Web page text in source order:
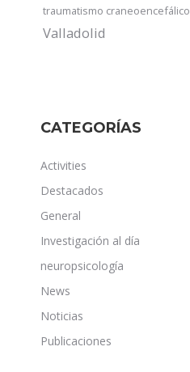
traumatismo craneoencefálico
Valladolid
CATEGORÍAS
Activities
Destacados
General
Investigación al día
neuropsicología
News
Noticias
Publicaciones